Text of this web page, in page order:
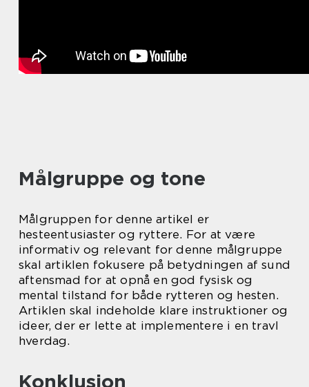
Målgruppe og tone
Målgruppen for denne artikel er
hesteentusiaster og ryttere. For at være
informativ og relevant for denne målgruppe
skal artiklen fokusere på betydningen af sund
aftensmad for at opnå en god fysisk og
mental tilstand for både rytteren og hesten.
Artiklen skal indeholde klare instruktioner og
ideer, der er lette at implementere i en travl
hverdag.
Konklusion